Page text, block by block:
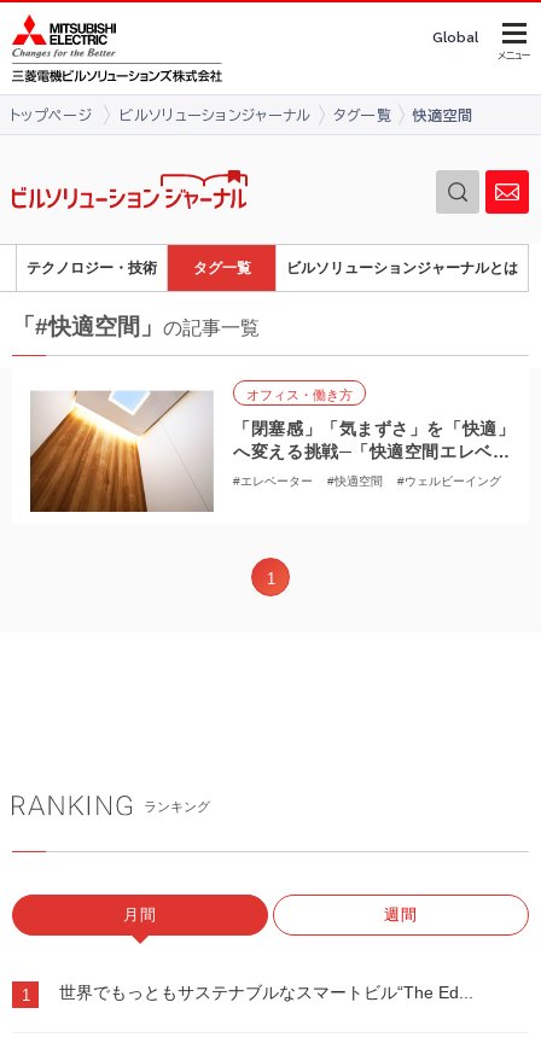
Global
メニュー
トップページ ビルソリューションジャーナル タグ一覧 快適空間
テクノロジー・技術 タグ一覧 ビルソリューションジャーナルとは
「#快適空間」 の記事一覧
オフィス・働き方
「閉塞感」「気まずさ」を「快適」
へ変える挑戦─「快適空間エレベー
ター」開発者が語る ウェルビーイ
#エレベーター #快適空間
#ウェルビーイング
1
ランキング
月間 週間
1 世界でもっともサステナブルなスマートビル“The Ed...